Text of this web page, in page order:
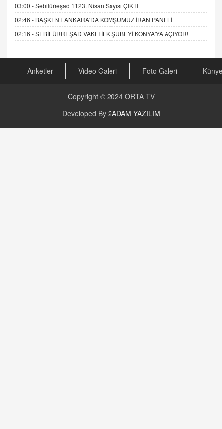
03:00 -Sebilürreşad 1123. Nisan Sayısı ÇIKTI
02:46 - BAŞKENT ANKARA'DA KOMŞUMUZ İRAN PANELİ
02:16 -SEBİLÜRREŞAD VAKFI İLK ŞUBEYİ KONYA'YA AÇIYOR!
Anketler Video Galeri Foto Galeri Künye
Copyright © 2024 ORTA TV
Developed By 2ADAM YAZILIM